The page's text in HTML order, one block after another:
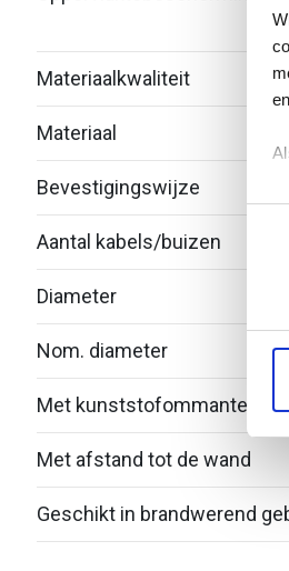
Materiaalkwaliteit
Materiaal
Bevestigingswijze
Aantal kabels/buizen
Diameter
Nom. diameter
Met kunststofommanteling
Met afstand tot de wand
Geschikt in brandwerend